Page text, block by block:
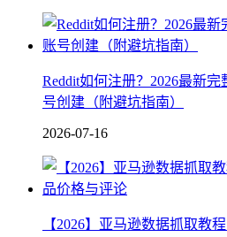
Reddit如何注册？2026最新
号创建（附避坑指南）
2026-07-16
【2026】亚马逊数据抓取教